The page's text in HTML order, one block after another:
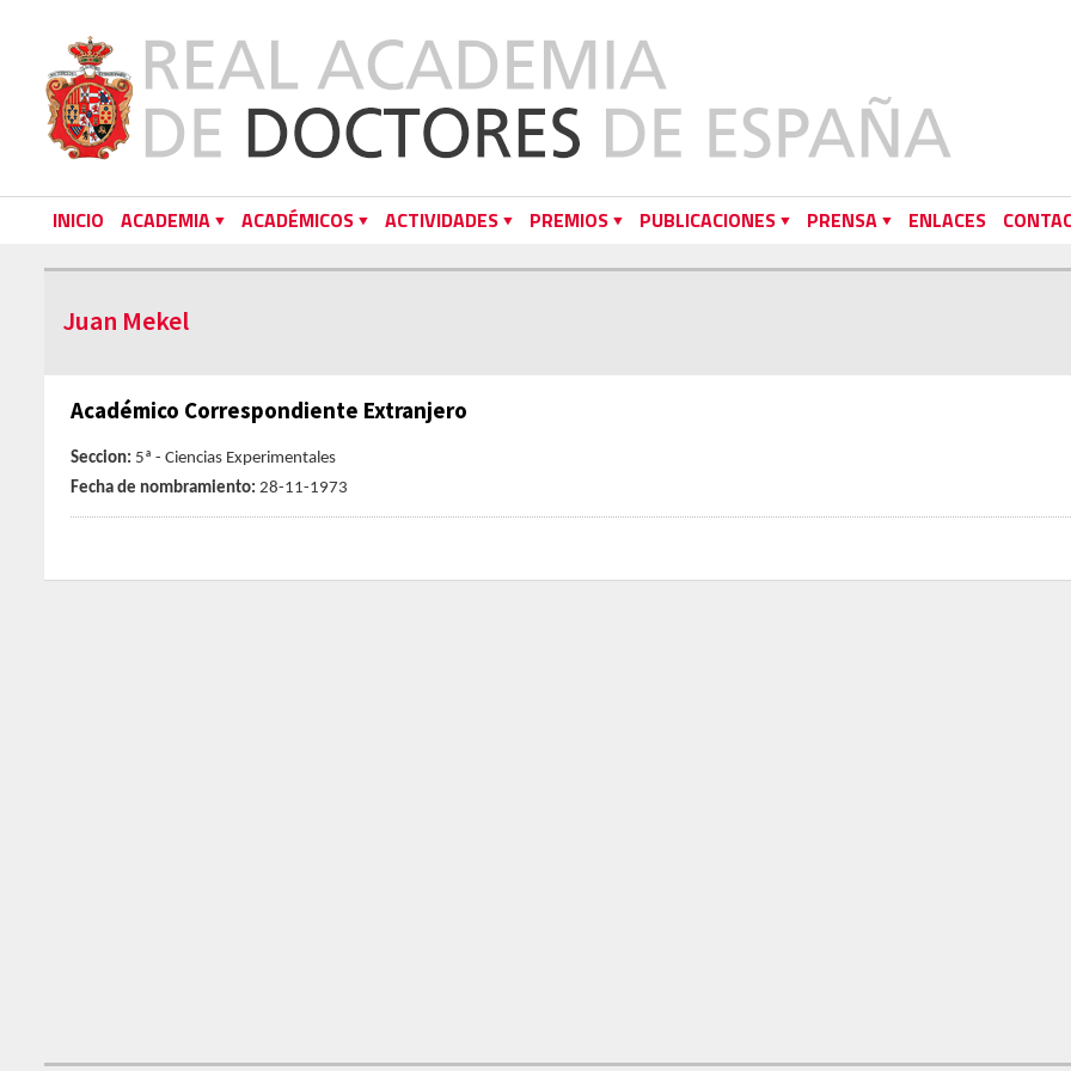
INICIO ACADEMIA ACADÉMICOS ACTIVIDADES PREMIOS PUBLICACIONES PRENSA ENLACES
Juan Mekel
Académico Correspondiente Extranjero
Seccion: 5ª - Ciencias Experimentales
Fecha de nombramiento: 28-11-1973